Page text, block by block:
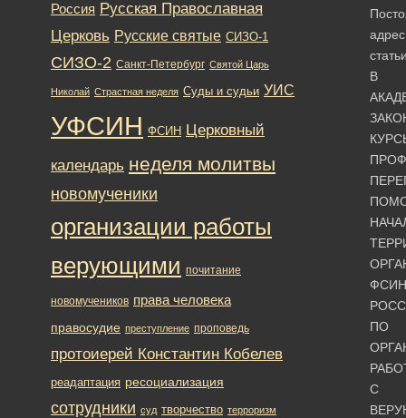
адрес
В
ФСИН
ПО
С
Россия Русская Православная
Церковь Русские святые СИЗО-1
СИЗО-2 Санкт-Петербург Святой Царь
Николай Страстная неделя Суды и судьи УИС
УФСИН ФСИН Церковный
календарь неделя молитвы
новомученики
организации работы
верующими почитание
новомучеников права человека
правосудие преступление проповедь
протоиерей Константин Кобелев
реадаптация ресоциализация
сотрудники суд творчество терроризм